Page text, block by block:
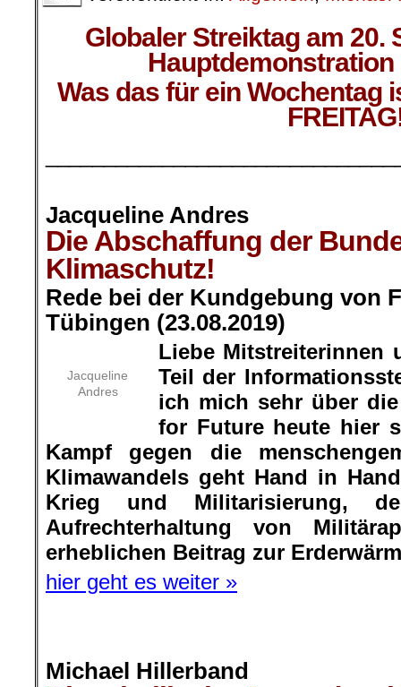
Globaler Streiktag am 20.
Was das für ein Wochentag
Jacqueline Andres
Die Abschaffung der
Klimaschutz!
Rede bei der Kundgebung von
Tübingen (23.08.2019)
Jacqueline
Andres
Liebe Mitstreiterinnen
Teil der
ich mich sehr über
for Future heute hier
Kampf gegen die
Klimawandels geht Hand in
Krieg und Militarisierung,
Aufrechterhaltung von
erheblichen Beitrag zur
hier geht es weiter »
Michael Hillerband